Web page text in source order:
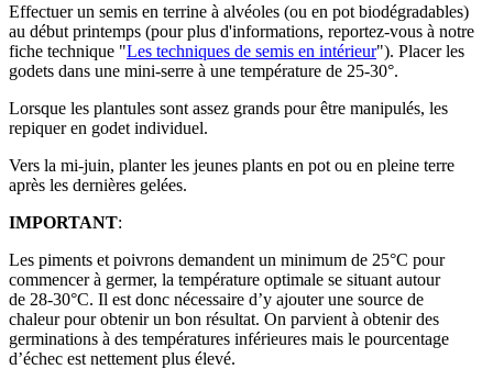
Effectuer un semis en terrine à alvéoles (ou en pot biodégradables)
au début printemps (pour plus d'informations, reportez-vous à notre
fiche technique "Les techniques de semis en intérieur"). Placer les
godets dans une mini-serre à une température de 25-30°.
Lorsque les plantules sont assez grands pour être manipulés, les
repiquer en godet individuel.
Vers la mi-juin, planter les jeunes plants en pot ou en pleine terre
après les dernières gelées.
IMPORTANT:
Les piments et poivrons demandent un minimum de 25°C pour
commencer à germer, la température optimale se situant autour
de 28-30°C. Il est donc nécessaire d’y ajouter une source de
chaleur pour obtenir un bon résultat. On parvient à obtenir des
germinations à des températures inférieures mais le pourcentage
d’échec est nettement plus élevé.